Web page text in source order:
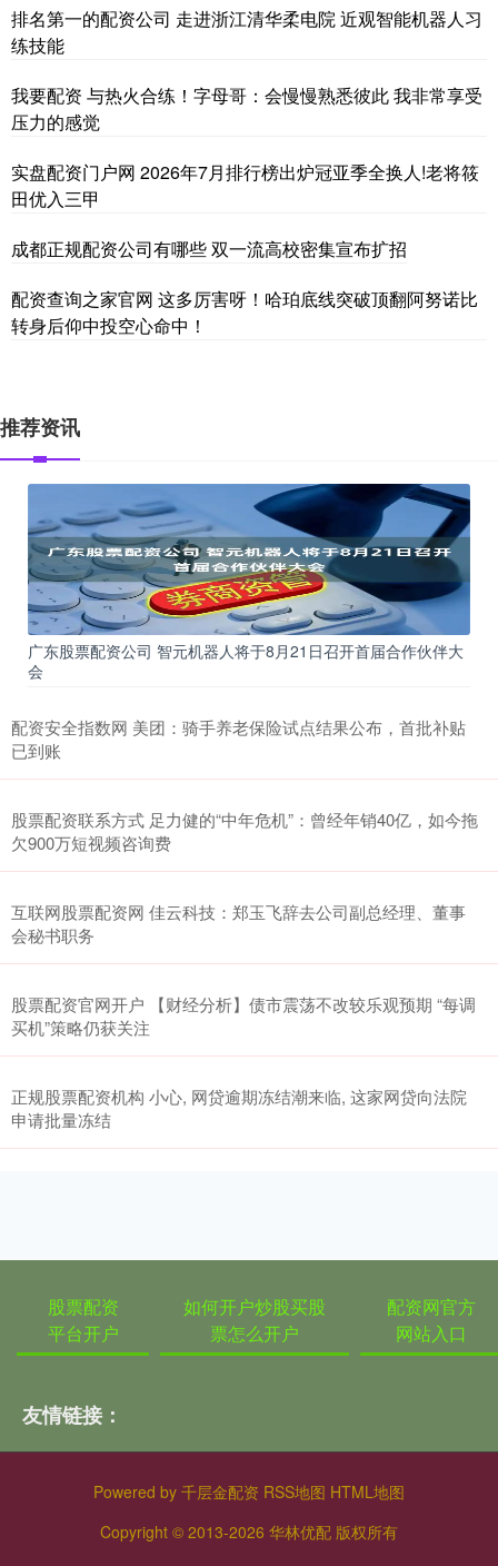
排名第一的配资公司 走进浙江清华柔电院 近观智能机器人习
练技能
我要配资 与热火合练！字母哥：会慢慢熟悉彼此 我非常享受
压力的感觉
实盘配资门户网 2026年7月排行榜出炉冠亚季全换人!老将筱
田优入三甲
成都正规配资公司有哪些 双一流高校密集宣布扩招
配资查询之家官网 这多厉害呀！哈珀底线突破顶翻阿努诺比
转身后仰中投空心命中！
推荐资讯
广东股票配资公司 智元机器人将于8月21日召开首届合作伙伴大
会
配资安全指数网 美团：骑手养老保险试点结果公布，首批补贴
已到账
股票配资联系方式 足力健的“中年危机”：曾经年销40亿，如今拖
欠900万短视频咨询费
互联网股票配资网 佳云科技：郑玉飞辞去公司副总经理、董事
会秘书职务
股票配资官网开户 【财经分析】债市震荡不改较乐观预期 “每调
买机”策略仍获关注
正规股票配资机构 小心, 网贷逾期冻结潮来临, 这家网贷向法院
申请批量冻结
股票配资
平台开户
如何开户炒股买股
票怎么开户
配资网官方
网站入口
友情链接：
Powered by 千层金配资 RSS地图 HTML地图
Copyright © 2013-2026 华林优配 版权所有